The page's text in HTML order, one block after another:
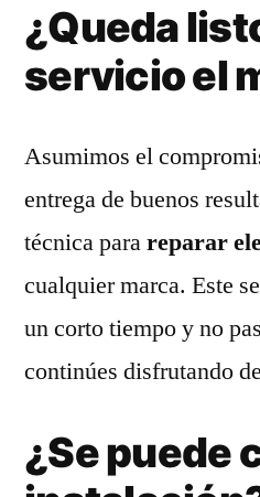
¿Queda
servicio el
Asumimos el
entrega de buenos
técnica parareparar
cualquier marca. Este
un corto tiempo y no
continúes disfrutando
¿Se puede